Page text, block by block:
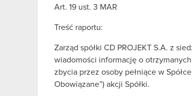
Art. 19 ust. 3 MAR
Treść raportu:
Zarząd spółki CD PROJEKT S.A. z
wiadomości informację o
zbycia przez osoby pełniące w
Obowiązane”) akcji Spółki.